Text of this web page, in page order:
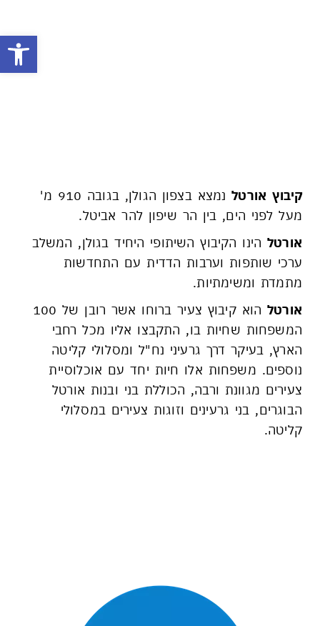
קיבוץ אורטל
נמצא בצפון הגולן, בגובה 910 מ'
מעל לפני הים, בין הר שיפון להר אביטל.
אורטל הינו הקיבוץ השיתופי היחיד בגולן, המשלב
ערכי שותפות וערבות הדדית עם התחדשות
מתמדת ומשימתיות.
אורטל
הוא קיבוץ צעיר ברוחו אשר רובן של 100
המשפחות שחיות בו, התקבצו אליו מכל רחבי
הארץ, בעיקר דרך גרעיני נח"ל ומסלולי קליטה
נוספים. משפחות אלו חיות יחד עם אוכלוסיית
צעירים מגוונת ורבה, הכוללת בני ובנות אורטל
הבוגרים, בני גרעינים וזוגות צעירים במסלולי
קליטה.